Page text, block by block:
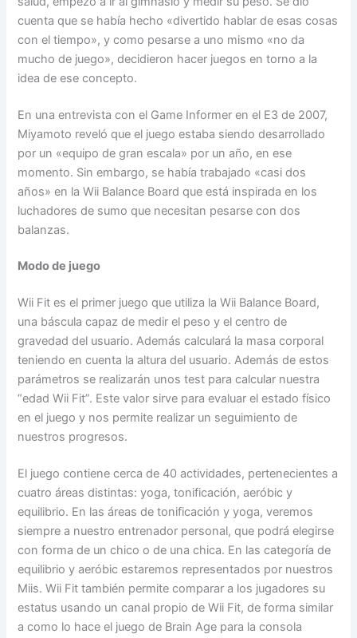
cuenta que se había hecho «divertido hablar de esas cosas
con el tiempo», y como pesarse a uno mismo «no da
mucho de juego», decidieron hacer juegos en torno a la
idea de ese concepto.
En una entrevista con el Game Informer en el E3 de 2007,
Miyamoto reveló que el juego estaba siendo desarrollado
por un «equipo de gran escala» por un año, en ese
momento. Sin embargo, se había trabajado «casi dos
años» en la Wii Balance Board que está inspirada en los
luchadores de sumo que necesitan pesarse con dos
balanzas.
Modo de juego
Wii Fit es el primer juego que utiliza la Wii Balance Board,
una báscula capaz de medir el peso y el centro de
gravedad del usuario. Además calculará la masa corporal
teniendo en cuenta la altura del usuario. Además de estos
parámetros se realizarán unos test para calcular nuestra
“edad Wii Fit”. Este valor sirve para evaluar el estado físico
en el juego y nos permite realizar un seguimiento de
nuestros progresos.
El juego contiene cerca de 40 actividades, pertenecientes a
cuatro áreas distintas: yoga, tonificación, aeróbic y
equilibrio. En las áreas de tonificación y yoga, veremos
siempre a nuestro entrenador personal, que podrá elegirse
con forma de un chico o de una chica. En las categoría de
equilibrio y aeróbic estaremos representados por nuestros
Miis. Wii Fit también permite comparar a los jugadores su
estatus usando un canal propio de Wii Fit, de forma similar
a como lo hace el juego de Brain Age para la consola